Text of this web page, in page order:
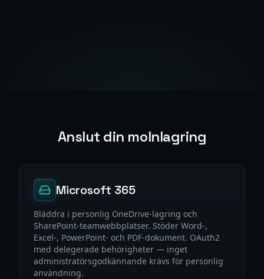
Anslut din molnlagring
Microsoft 365
Bläddra i personlig OneDrive-lagring och
SharePoint-teamwebbplatser. Stöder Word-,
Excel-, PowerPoint- och PDF-dokument. OAuth2
med delegerade behörigheter — inget
administratörsgodkännande krävs för personlig
användning.